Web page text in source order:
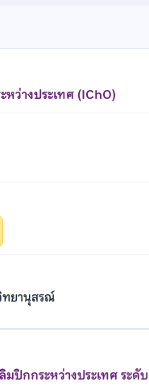
หว่างประเทศ (IChO)
ทยานุสรณ์
มปิกกระหว่างประเทศ ระดับ